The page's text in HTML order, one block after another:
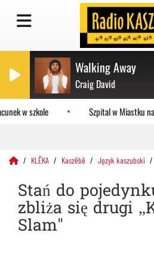
Walking Away
Craig David
w szkole Szpital w Miastku na
KLËKA Kaszëbë Język kaszubski
Stań do
zbliża się drugi
Slam"